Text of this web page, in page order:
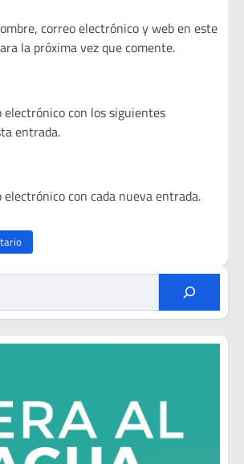
correo electrónico y web en este
la próxima vez que comente.
electrónico con los siguientes
entrada.
con cada nueva entrada.